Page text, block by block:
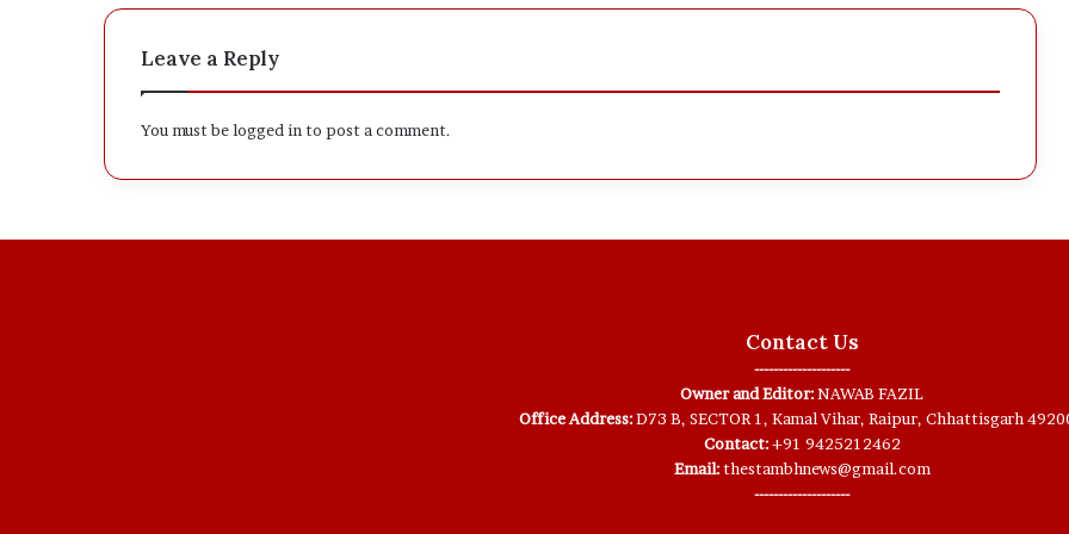
Leave a Reply
You must belogged in to post a comment.
Contact Us
--------------------
Owner and Editor:NAWAB FAZIL
Office Address:D73 B, SECTOR 1, Kamal Vihar, Raipur, Chhattisgarh
Contact:+91 9425212462
Email:thestambhnews@gmail.com
--------------------